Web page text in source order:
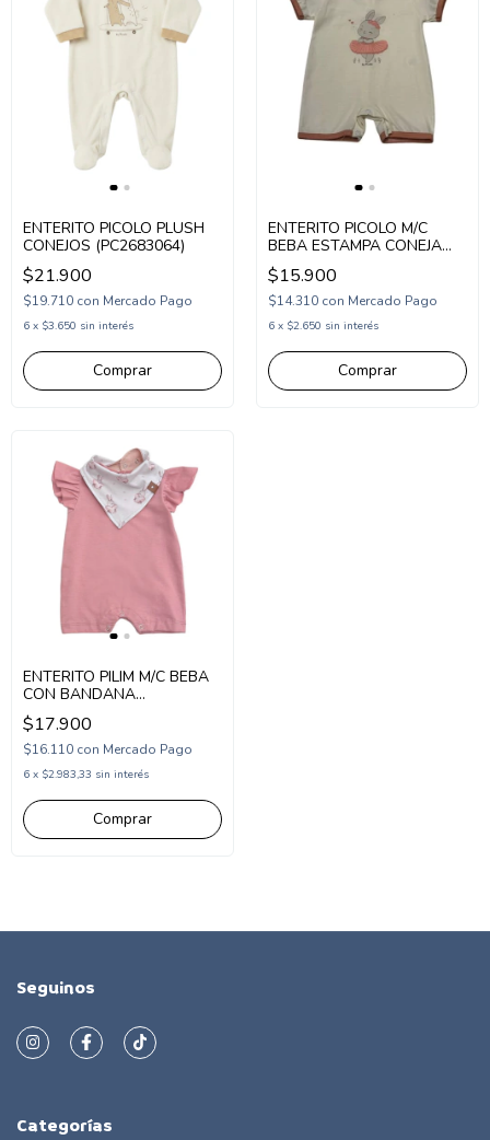
ENTERITO PICOLO PLUSH
CONEJOS (PC2683064)
$21.900
$19.710 con Mercado Pago
6 x $3.650 sin interés
Comprar
ENTERITO PICOLO M/C
BEBA ESTAMPA CONEJA
BAILARINA (PC2676564)
$15.900
$14.310 con Mercado Pago
6 x $2.650 sin interés
Comprar
ENTERITO PILIM M/C BEBA
CON BANDANA
ESTAMPADA Y VOLADO
(PI261135)
$17.900
$16.110 con Mercado Pago
6 x $2.983,33 sin interés
Comprar
Seguinos
Categorías